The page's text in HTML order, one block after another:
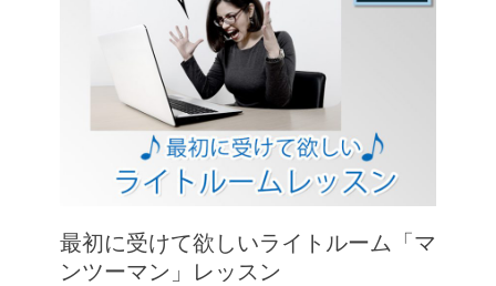
最初に受けて欲しいライトルーム「マ
ンツーマン」レッスン